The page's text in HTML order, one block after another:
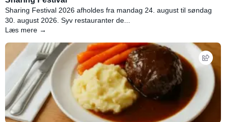
Sharing Festival 2026 afholdes fra mandag 24. august til søndag
30. august 2026. Syv restauranter de...
Læs mere →